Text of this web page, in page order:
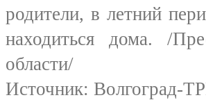
родители, в летний
находиться дома. /
области/
Источник: Волгоград-